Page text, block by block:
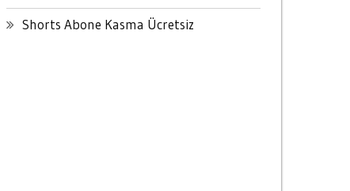
Shorts Abone Kasma Ücretsiz